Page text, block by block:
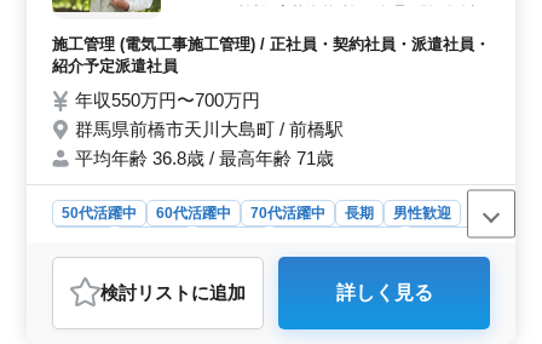
安心して働ける環境が整っています。
上 資格あれば尚良い
施工管理 (電気工事施工管理) / 正社員・契約社員・派遣社員・
紹介予定派遣社員
年収550万円〜700万円
群馬県前橋市天川大島町 / 前橋駅
平均年齢 36.8歳 / 最高年齢 71歳
50代活躍中 60代活躍中 70代活躍中 長期
男性歓迎
施工管理
おすすめポイント
＜豊富な経験を活かせる職場＞ 群馬県前橋市で電気工
事施工管理業務に5年以上の経験を持つ方を募集していま
検討リスト に追加 詳しく見る